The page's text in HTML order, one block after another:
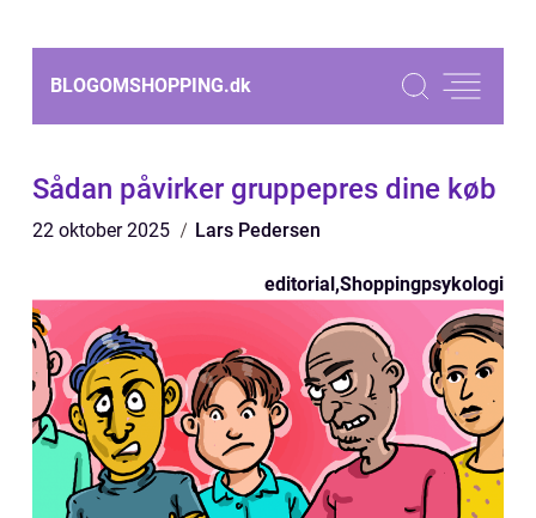
BLOGOMSHOPPING.dk
Sådan påvirker gruppepres dine køb
22 oktober 2025 Lars Pedersen
editorial,Shoppingpsykologi